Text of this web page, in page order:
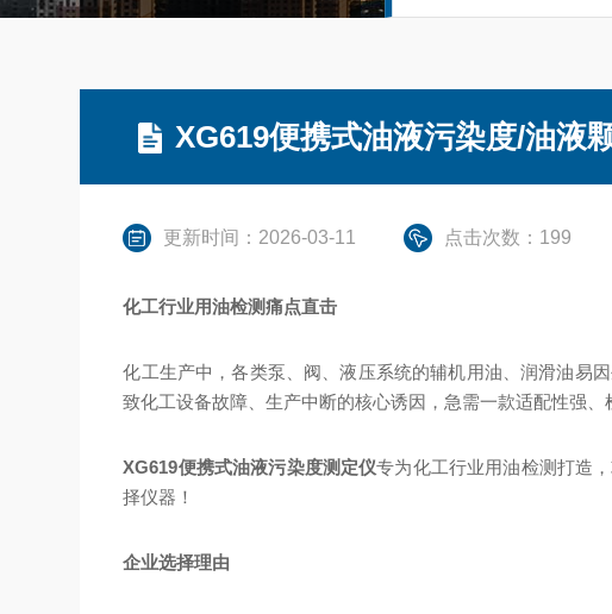
XG619便携式油液污染度/油液
更新时间：2026-03-11 点击次数：199
化工行业用油检测痛点直击
化工生产中，各类泵、阀、液压系统的辅机用油、润滑油易
致化工设备故障、生产中断的核心诱因，急需一款适配性强、
XG619便携式油液污染度测定仪专为化工行业用油检测打造
择仪器！
企业选择理由